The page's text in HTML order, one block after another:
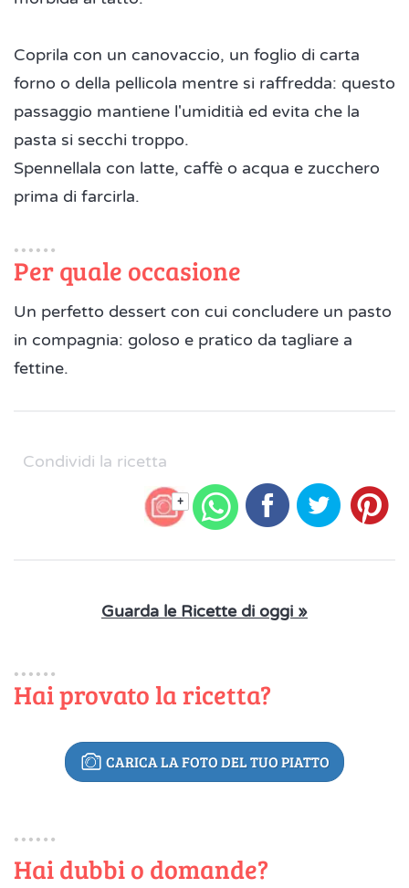
Coprila con un canovaccio, un foglio di carta
forno o della pellicola mentre si raffredda: questo
passaggio mantiene l'umiditià ed evita che la
pasta si secchi troppo.
Spennellala con latte, caffè o acqua e zucchero
prima di farcirla.
Per quale occasione
Un perfetto dessert con cui concludere un pasto
in compagnia: goloso e pratico da tagliare a
fettine.
Condividi la ricetta
+
Guarda le Ricette di oggi »
Hai provato la ricetta?
CARICA LA FOTO DEL TUO PIATTO
Hai dubbi o domande?